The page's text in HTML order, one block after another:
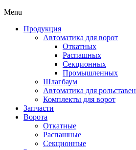
Menu
Продукция
Автоматика для ворот
Откатных
Распашных
Секционных
Промышленных
Шлагбаум
Автоматика для рольставен
Комплекты для ворот
Запчасти
Ворота
Откатные
Распашные
Секционные